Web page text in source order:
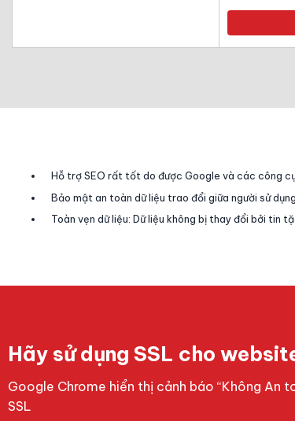
Hỗ trợ SEO rất tốt do được Google và các công
Bảo mật an toàn dữ liệu trao đổi giữa người sử
Toàn vẹn dữ liệu: Dữ liệu không bị thay đổi bởi tin
Hãy sử dụng SSL cho
Google Chrome hiển thị cảnh báo “Không An
SSL